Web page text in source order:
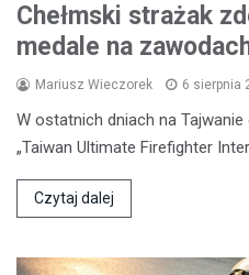
Chełmski strażak
medale na
Mariusz Wieczorek 6 sierpnia
W ostatnich dniach na
„Taiwan Ultimate Firefighter
Czytaj dalej